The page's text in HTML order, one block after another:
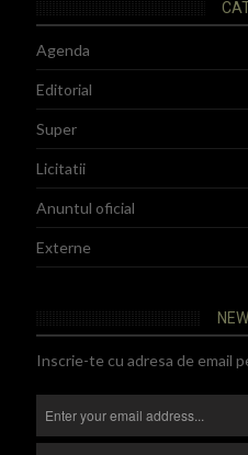
Agenda
Editorial
Super
Licitatii
Anuntul oficial
Externe
Inscrie-te cu adresa de email